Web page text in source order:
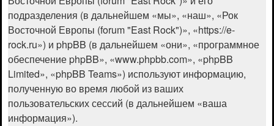
подразделения (в дальнейшем «мы», «наш», «Рок
Восточной Европы (forum "East Rock")», «https://e-
rock.ru») и phpBB (в дальнейшем «они», «программное
обеспечение phpBB», «www.phpbb.com», «phpBB
Limited», «phpBB Teams») используют информацию,
полученную во время любой из ваших
пользовательских сессий (в дальнейшем «ваша
информация»).